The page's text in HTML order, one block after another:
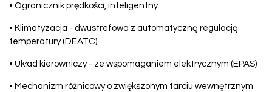
• Ogranicznik prędkości, inteligentny
• Klimatyzacja - dwustrefowa z automatyczną regulacją
temperatury (DEATC)
• Układ kierowniczy - ze wspomaganiem elektrycznym (EPAS)
• Mechanizm różnicowy o zwiększonym tarciu wewnętrznym